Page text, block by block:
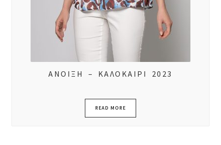
ΑΝΟΙΞΗ – ΚΑΛΟΚΑΙΡΙ 2023
READ MORE